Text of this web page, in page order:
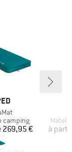
camping
269,95 € à